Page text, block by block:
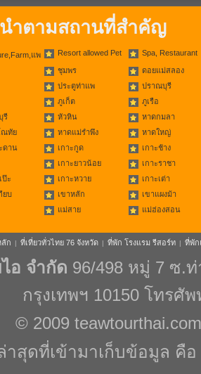
ำตามสถานที่สำคัญ
แพ Resort allowed Pet Spa, Restaurant
ชุมพร
ดอยแม่สลอง
ประตูท่าแพ
ปราณบุรี
ภูเก็ต
ภูเรือ
รี
หัวหิน
หาดกมลา
ณทัย
หาดแม่รำพึง
หาดใหญ่
ดาน
เกาะกูด
เกาะช้าง
เกาะยาวน้อย
เกาะราชา
ป๊ะ
เกาะหวาย
เกาะเต่า
ยบ
เขาหลัก
เขาแผงม้า
แม่สาย แม่ฮ่องสอน
ก | ที่เที่ยวทั่วไทย 76 จังหวัด | ที่พัก โรงแรม รีสอร์ท | ที่พัก
อ จำกัด 96/498 หมู่ 7 ซ.
กรุงเทพฯ 10150 โทรศั
© 2009 teawtourthai.com
สุดที่เข้ามาเก็บข้อมูล คือ